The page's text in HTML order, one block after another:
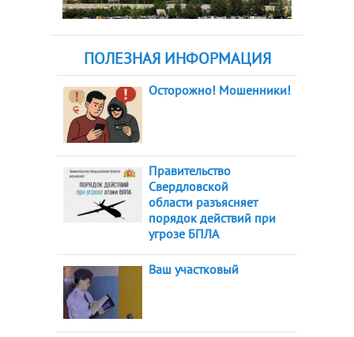
ПОЛЕЗНАЯ ИНФОРМАЦИЯ
Осторожно! Мошенники!
Правительство
Свердловской
области разъясняет
порядок действий при
угрозе БПЛА
Ваш участковый